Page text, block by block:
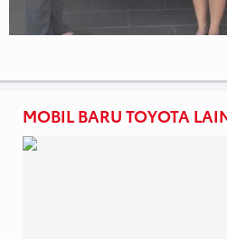
Lebar 1520 mm
New Headlamp (Lampu
MOBIL BARU TOYOTA